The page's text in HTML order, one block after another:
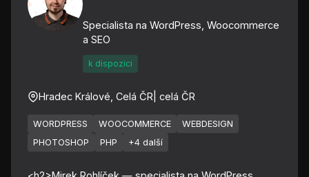
Specialista na WordPress, Woocommerce
a SEO
k dispozici
Hradec Králové, Celá ČR | celá ČR
WORDPRESS WOOCOMMERCE
WEBDESIGN
PHOTOSHOP
PHP +4 další